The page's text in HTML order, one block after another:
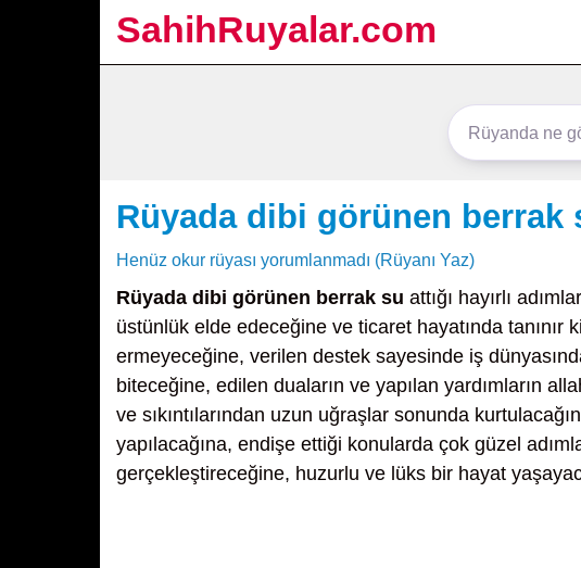
SahihRuyalar.com
Rüyada dibi görünen berrak
Henüz okur rüyası yorumlanmadı (Rüyanı Yaz)
Rüyada dibi görünen berrak su attığı hayırlı
üstünlük elde edeceğine ve ticaret hayatında tanınır
ermeyeceğine, verilen destek sayesinde iş
biteceğine, edilen duaların ve yapılan yardımların
ve sıkıntılarından uzun uğraşlar sonunda
yapılacağına, endişe ettiği konularda çok güzel
gerçekleştireceğine, huzurlu ve lüks bir hayat